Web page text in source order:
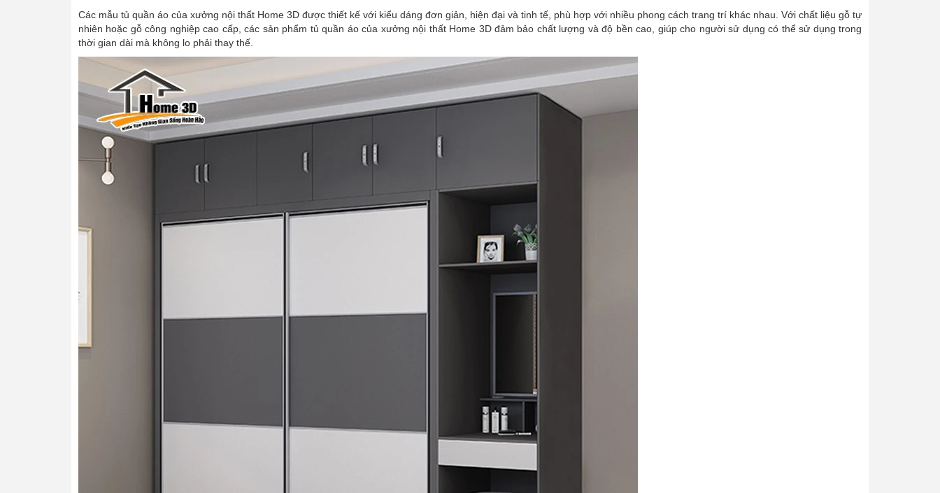
Các mẫu tủ quần áo của xưởng nội thất Home 3D được thiết kế với kiểu dáng đơn giản, hiện đại và tinh tế, phù hợp với nhiều phong cách trang trí khác nhau. Với chất liệu gỗ tự
nhiên hoặc gỗ công nghiệp cao cấp, các sản phẩm tủ quần áo của xưởng nội thất Home 3D đảm bảo chất lượng và độ bền cao, giúp cho người sử dụng có thể sử dụng trong
thời gian dài mà không lo phải thay thế.